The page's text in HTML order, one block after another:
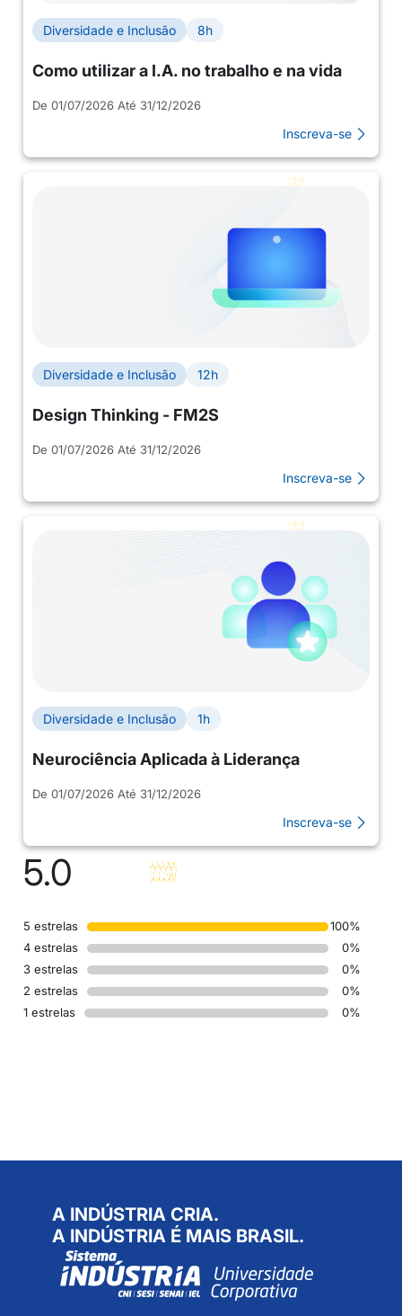
Diversidade e Inclusão 8h
Como utilizar a I.A. no trabalho e na vida
De 01/07/2026 Até 31/12/2026
Inscreva-se
Diversidade e Inclusão 12h
Design Thinking - FM2S
De 01/07/2026 Até 31/12/2026
Inscreva-se
Diversidade e Inclusão 1h
Neurociência Aplicada à Liderança
De 01/07/2026 Até 31/12/2026
Inscreva-se
5.0
1 estrelas 0%
2 estrelas 0%
3 estrelas 0%
4 estrelas 0%
5 estrelas 100%
A INDÚSTRIA CRIA.
A INDÚSTRIA É MAIS BRASIL.